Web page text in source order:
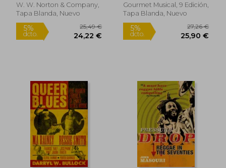
5%
dcto. 34,45 €
5%
dcto.
W. W. Norton & Company,
Tapa Blanda, Nuevo
Gourmet Musical, 9 Edición,
Tapa Blanda, Nuevo